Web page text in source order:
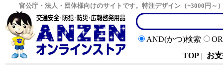
官公庁・法人・団体様向けのサイトです。特注デザイン（+3000円
AND(かつ)検索
TOP | お